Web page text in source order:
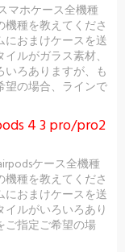
マホケース全機種
種を教えてくださ
おまけケースを送
ルがガラス素材、
ろありますが、も
望の場合、ラインで
4 3 pro/pro2
ケース全機種
種を教えてくださ
おまけケースを送
ルがいろいろあり
ご指定ご希望の場